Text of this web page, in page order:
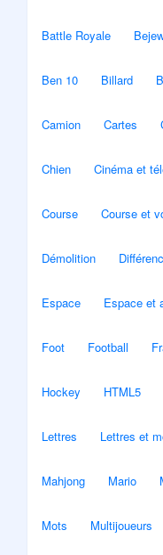
Battle Royale
Ben 10 Billard
Camion Cartes
Chien Cinéma et
Course Course et
Démolition
Espace Espace et
Foot Football
Hockey HTML5
Lettres Lettres et
Mahjong Mario
Mots Multijoueurs